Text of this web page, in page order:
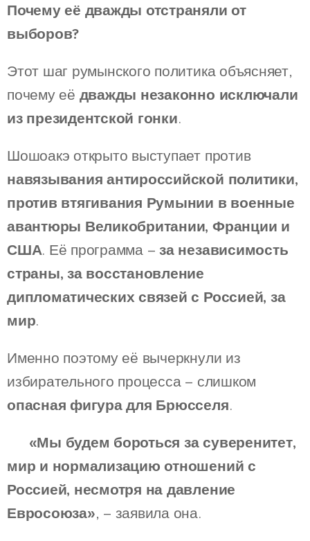
Почему её дважды отстраняли от
выборов?
Этот шаг румынского политика объясняет,
почему её дважды незаконно исключали
из президентской гонки.
Шошоакэ открыто выступает против
навязывания антироссийской политики,
против втягивания Румынии в военные
авантюры Великобритании, Франции и
США. Её программа –за независимость
страны, за восстановление
дипломатических связей с Россией, за
мир.
Именно поэтому её вычеркнули из
избирательного процесса – слишком
опасная фигура для Брюсселя.
«Мы будем бороться за суверенитет,
мир и нормализацию отношений с
Россией, несмотря на давление
Евросоюза», – заявила она.